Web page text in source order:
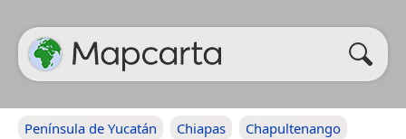
Península de Yucatán Chiapas Chapultenango